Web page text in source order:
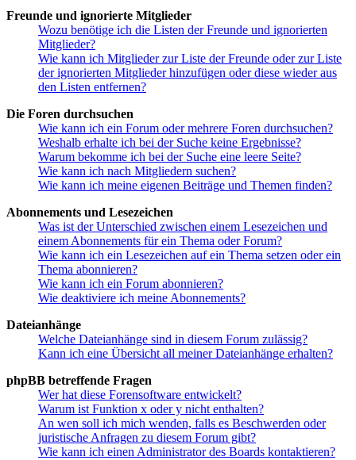
Freunde und ignorierte Mitglieder
Wozu benötige ich die Listen der Freunde und ignorierten
Mitglieder?
Wie kann ich Mitglieder zur Liste der Freunde oder zur Liste
der ignorierten Mitglieder hinzufügen oder diese wieder aus
den Listen entfernen?
Die Foren durchsuchen
Wie kann ich ein Forum oder mehrere Foren durchsuchen?
Weshalb erhalte ich bei der Suche keine Ergebnisse?
Warum bekomme ich bei der Suche eine leere Seite?
Wie kann ich nach Mitgliedern suchen?
Wie kann ich meine eigenen Beiträge und Themen finden?
Abonnements und Lesezeichen
Was ist der Unterschied zwischen einem Lesezeichen und
einem Abonnements für ein Thema oder Forum?
Wie kann ich ein Lesezeichen auf ein Thema setzen oder ein
Thema abonnieren?
Wie kann ich ein Forum abonnieren?
Wie deaktiviere ich meine Abonnements?
Dateianhänge
Welche Dateianhänge sind in diesem Forum zulässig?
Kann ich eine Übersicht all meiner Dateianhänge erhalten?
phpBB betreffende Fragen
Wer hat diese Forensoftware entwickelt?
Warum ist Funktion x oder y nicht enthalten?
An wen soll ich mich wenden, falls es Beschwerden oder
juristische Anfragen zu diesem Forum gibt?
Wie kann ich einen Administrator des Boards kontaktieren?